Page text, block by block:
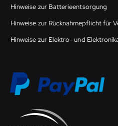
Hinweise zur Batterieentsorgung
Hinweise zur Rücknahmepflicht für
Hinweise zur Elektro- und